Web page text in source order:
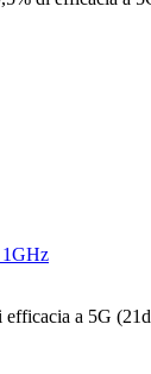
efficacia a 5G